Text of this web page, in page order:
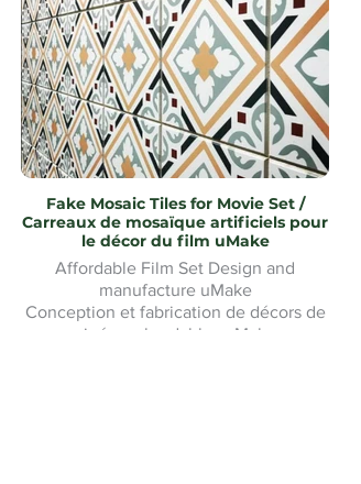
Fake Mosaic Tiles for Movie Set /
Carreaux de mosaïque artificiels pour
le décor du film uMake
Affordable Film Set Design and
manufacture uMake
Conception et fabrication de décors de
cinéma abordables uMake